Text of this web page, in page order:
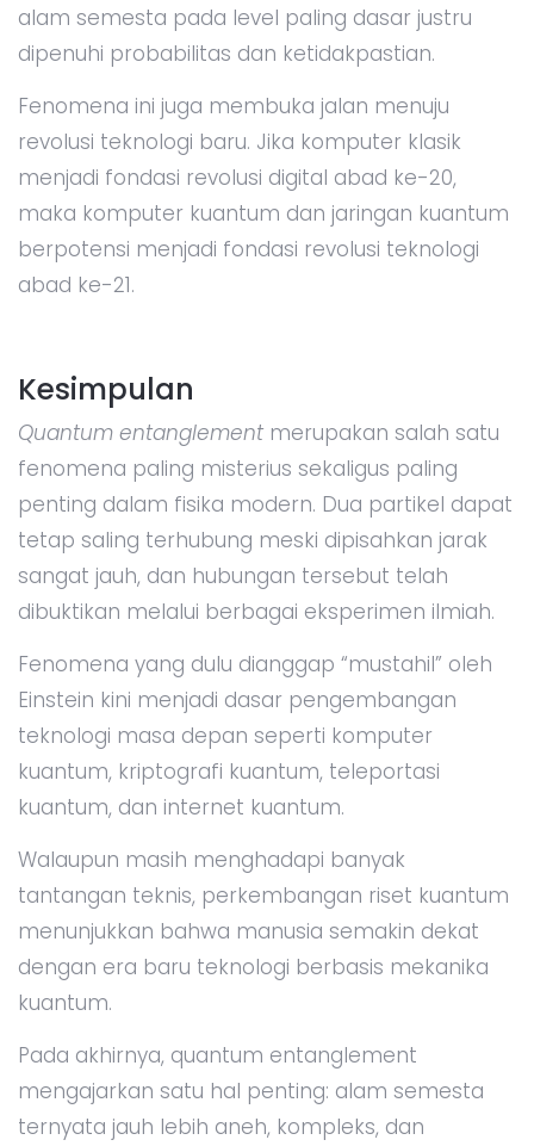
alam semesta pada level paling dasar justru
dipenuhi probabilitas dan ketidakpastian.
Fenomena ini juga membuka jalan menuju
revolusi teknologi baru. Jika komputer klasik
menjadi fondasi revolusi digital abad ke-20,
maka komputer kuantum dan jaringan kuantum
berpotensi menjadi fondasi revolusi teknologi
abad ke-21.
Kesimpulan
Quantum entanglement merupakan salah satu
fenomena paling misterius sekaligus paling
penting dalam fisika modern. Dua partikel dapat
tetap saling terhubung meski dipisahkan jarak
sangat jauh, dan hubungan tersebut telah
dibuktikan melalui berbagai eksperimen ilmiah.
Fenomena yang dulu dianggap “mustahil” oleh
Einstein kini menjadi dasar pengembangan
teknologi masa depan seperti komputer
kuantum, kriptografi kuantum, teleportasi
kuantum, dan internet kuantum.
Walaupun masih menghadapi banyak
tantangan teknis, perkembangan riset kuantum
menunjukkan bahwa manusia semakin dekat
dengan era baru teknologi berbasis mekanika
kuantum.
Pada akhirnya, quantum entanglement
mengajarkan satu hal penting: alam semesta
ternyata jauh lebih aneh, kompleks, dan